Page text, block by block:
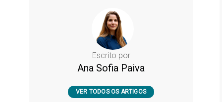
Escrito por
Ana Sofia Paiva
VER TODOS OS ARTIGOS